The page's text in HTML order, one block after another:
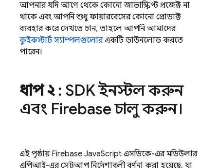
আপনার যদি আগে থেকে কোনো জাভাস্ক্রিপ্ট প্রজেক্ট না
থাকে এবং আপনি শুধু ফায়ারবেসের কোনো প্রোডাক্ট
ব্যবহার করে দেখতে চান, তাহলে আপনি আমাদের
কুইকস্টার্ট স্যাম্পলগুলোরএকটি ডাউনলোড করতে
পারেন।
ধাপ ২: SDK ইনস্টল করুন
এবং Firebase চালু করুন।
এই পৃষ্ঠায় Firebase JavaScript এসডিকে-এর মডিউলার
এপিআই-এর সেটআপ নির্দেশাবলী বর্ণনা করা হয়েছে, যা